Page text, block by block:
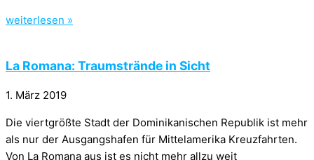
weiterlesen »
La Romana: Traumstrände in Sicht
1. März 2019
Die viertgrößte Stadt der Dominikanischen Republik ist mehr
als nur der Ausgangshafen für Mittelamerika Kreuzfahrten.
Von La Romana aus ist es nicht mehr allzu weit